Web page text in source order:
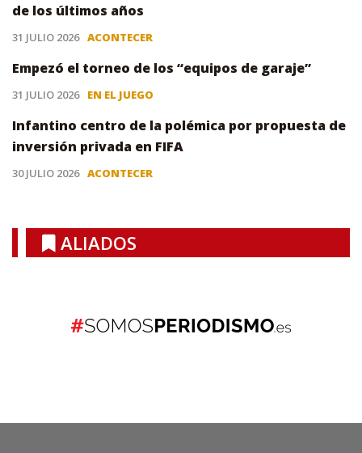
de los últimos años
31 JULIO 2026 ACONTECER
Empezó el torneo de los “equipos de garaje”
31 JULIO 2026 EN EL JUEGO
Infantino centro de la polémica por propuesta de
inversión privada en FIFA
30 JULIO 2026 ACONTECER
ALIADOS